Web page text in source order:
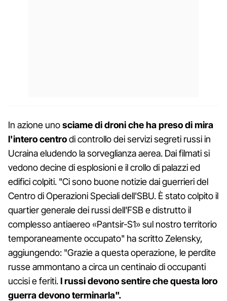
In azione unosciame di droni che ha preso di mira
l'intero centrodi controllo dei servizi segreti russi in
Ucraina eludendo la sorveglianza aerea. Dai filmati si
vedono decine di esplosioni e il crollo di palazzi ed
edifici colpiti. "Ci sono buone notizie dai guerrieri del
Centro di Operazioni Speciali dell'SBU. È stato colpito il
quartier generale dei russi dell'FSB e distrutto il
complesso antiaereo «Pantsir-S1» sul nostro territorio
temporaneamente occupato" ha scritto Zelensky,
aggiungendo: "Grazie a questa operazione, le perdite
russe ammontano a circa un centinaio di occupanti
uccisi e feriti.I russi devono sentire che questa loro
guerra devono terminarla".